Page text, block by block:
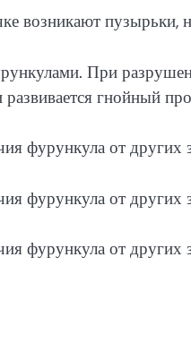
возникают пузырьки,
При
гнойный